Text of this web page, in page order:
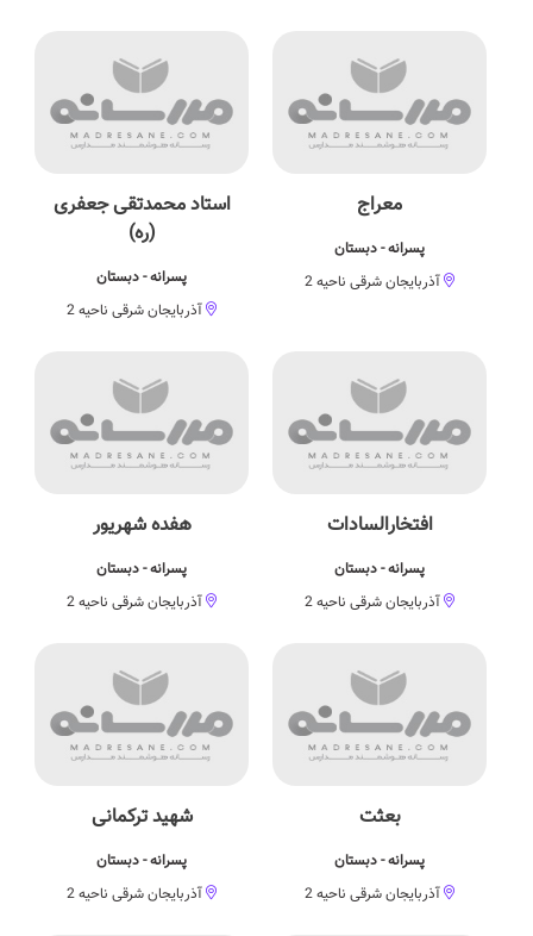
معراج
پسرانه - دبستان
آذربایجان شرقی ناحیه 2
استاد محمدتقی جعفری
(ره)
پسرانه - دبستان
آذربایجان شرقی ناحیه 2
افتخارالسادات
پسرانه - دبستان
آذربایجان شرقی ناحیه 2
هفده شهریور
پسرانه - دبستان
آذربایجان شرقی ناحیه 2
بعثت
پسرانه - دبستان
آذربایجان شرقی ناحیه 2
شهید ترکمانی
پسرانه - دبستان
آذربایجان شرقی ناحیه 2